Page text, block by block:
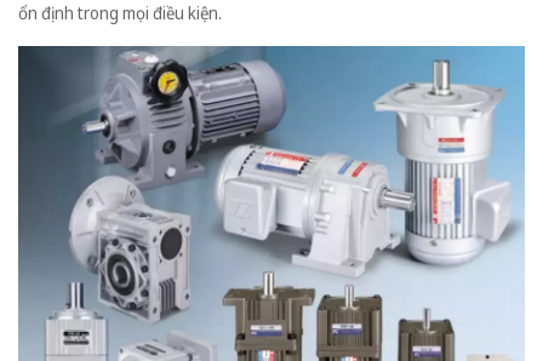
ổn định trong mọi điều kiện.